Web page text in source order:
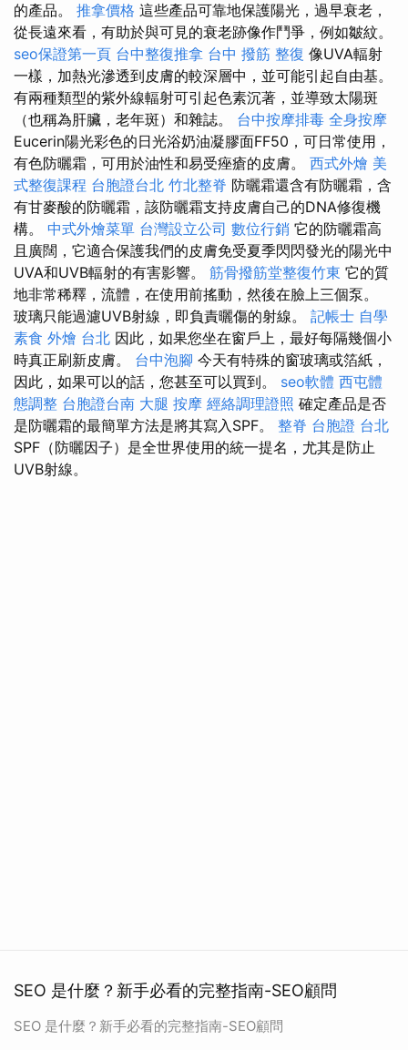
的產品。 推拿價格 這些產品可靠地保護陽光，過早衰老，
從長遠來看，有助於與可見的衰老跡像作鬥爭，例如皺紋。
seo保證第一頁 台中整復推拿 台中 撥筋 整復 像UVA輻射
一樣，加熱光滲透到皮膚的較深層中，並可能引起自由基。
有兩種類型的紫外線輻射可引起色素沉著，並導致太陽斑
（也稱為肝臟，老年斑）和雜誌。 台中按摩排毒 全身按摩
Eucerin陽光彩色的日光浴奶油凝膠面FF50，可日常使用，
有色防曬霜，可用於油性和易受痤瘡的皮膚。 西式外燴 美
式整復課程 台胞證台北 竹北整脊 防曬霜還含有防曬霜，含
有甘麥酸的防曬霜，該防曬霜支持皮膚自己的DNA修復機
構。 中式外燴菜單 台灣設立公司 數位行銷 它的防曬霜高
且廣闊，它適合保護我們的皮膚免受夏季閃閃發光的陽光中
UVA和UVB輻射的有害影響。 筋骨撥筋堂整復竹東 它的質
地非常稀釋，流體，在使用前搖動，然後在臉上三個泵。
玻璃只能過濾UVB射線，即負責曬傷的射線。 記帳士 自學
素食 外燴 台北 因此，如果您坐在窗戶上，最好每隔幾個小
時真正刷新皮膚。 台中泡腳 今天有特殊的窗玻璃或箔紙，
因此，如果可以的話，您甚至可以買到。 seo軟體 西屯體
態調整 台胞證台南 大腿 按摩 經絡調理證照 確定產品是否
是防曬霜的最簡單方法是將其寫入SPF。 整脊 台胞證 台北
SPF（防曬因子）是全世界使用的統一提名，尤其是防止
UVB射線。
SEO 是什麼？新手必看的完整指南-SEO顧問
SEO 是什麼？新手必看的完整指南-SEO顧問